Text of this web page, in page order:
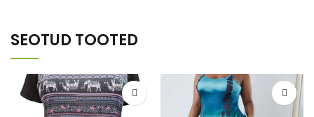
SEOTUD TOOTED